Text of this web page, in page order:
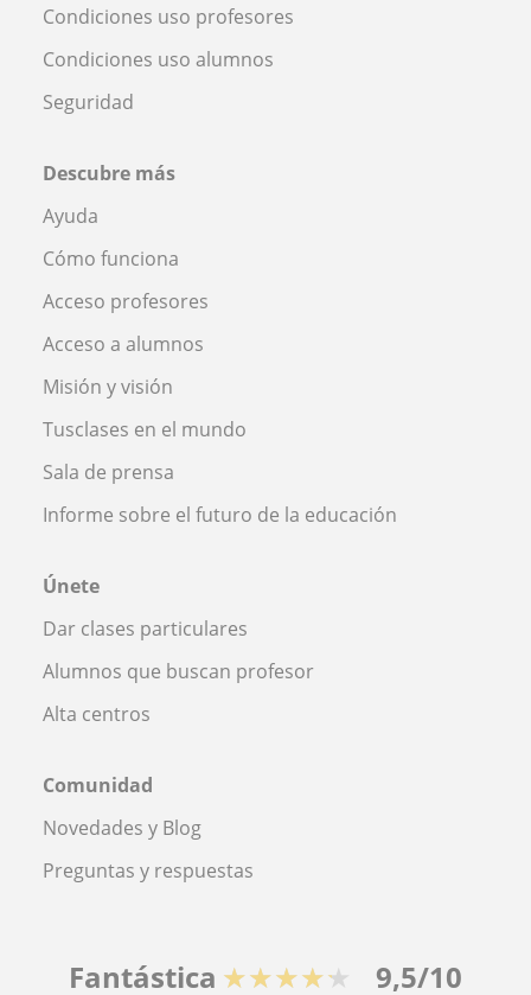
Condiciones uso profesores
Condiciones uso alumnos
Seguridad
Descubre más
Ayuda
Cómo funciona
Acceso profesores
Acceso a alumnos
Misión y visión
Tusclases en el mundo
Sala de prensa
Informe sobre el futuro de la educación
Únete
Dar clases particulares
Alumnos que buscan profesor
Alta centros
Comunidad
Novedades y Blog
Preguntas y respuestas
Fantástica ★★★★★ 9,5/10